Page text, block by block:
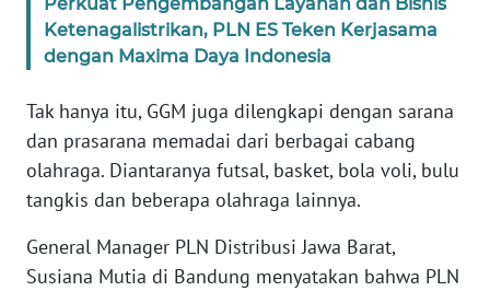
Ketenagalistrikan, PLN ES Teken Kerjasama
dengan Maxima Daya Indonesia
Tak hanya itu, GGM juga dilengkapi dengan sarana
dan prasarana memadai dari berbagai cabang
olahraga. Diantaranya futsal, basket, bola voli, bulu
tangkis dan beberapa olahraga lainnya.
General Manager PLN Distribusi Jawa Barat,
Susiana Mutia di Bandung menyatakan bahwa PLN
REDAKSI
KARIR
DISCLAIMER
Wahana
News
Regional